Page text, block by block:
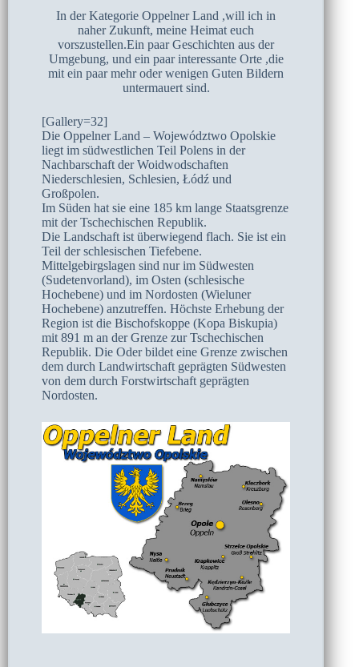
In der Kategorie Oppelner Land ,will ich in
naher Zukunft, meine Heimat euch
vorszustellen.Ein paar Geschichten aus der
Umgebung, und ein paar interessante Orte ,die
mit ein paar mehr oder wenigen Guten Bildern
untermauert sind.
[Gallery=32]
Die Oppelner Land – Województwo Opolskie
liegt im südwestlichen Teil Polens in der
Nachbarschaft der Woidwodschaften
Niederschlesien, Schlesien, Łódź und
Großpolen.
Im Süden hat sie eine 185 km lange Staatsgrenze
mit der Tschechischen Republik.
Die Landschaft ist überwiegend flach. Sie ist ein
Teil der schlesischen Tiefebene.
Mittelgebirgslagen sind nur im Südwesten
(Sudetenvorland), im Osten (schlesische
Hochebene) und im Nordosten (Wieluner
Hochebene) anzutreffen. Höchste Erhebung der
Region ist die Bischofskoppe (Kopa Biskupia)
mit 891 m an der Grenze zur Tschechischen
Republik. Die Oder bildet eine Grenze zwischen
dem durch Landwirtschaft geprägten Südwesten
von dem durch Forstwirtschaft geprägten
Nordosten.